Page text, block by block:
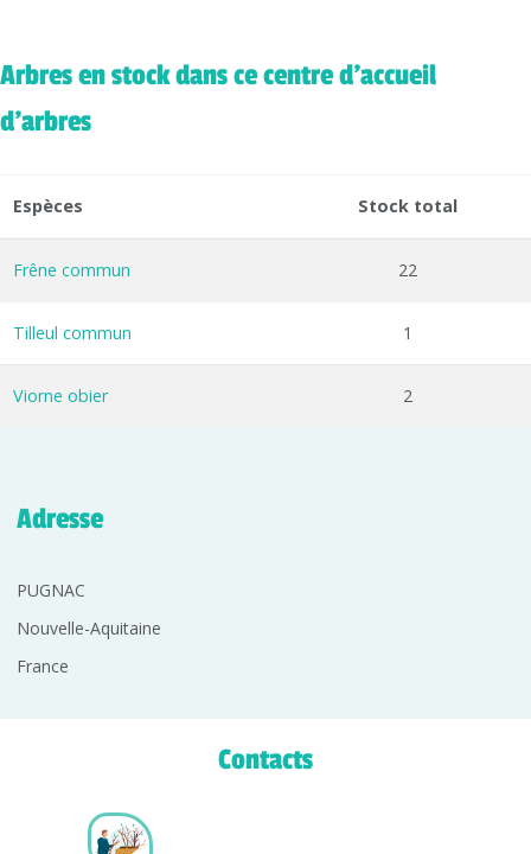
Arbres en stock dans ce centre d'accueil
d'arbres
Espèces Stock total
Frêne commun 22
Tilleul commun 1
Viorne obier 2
Adresse
PUGNAC
Nouvelle-Aquitaine
France
Contacts